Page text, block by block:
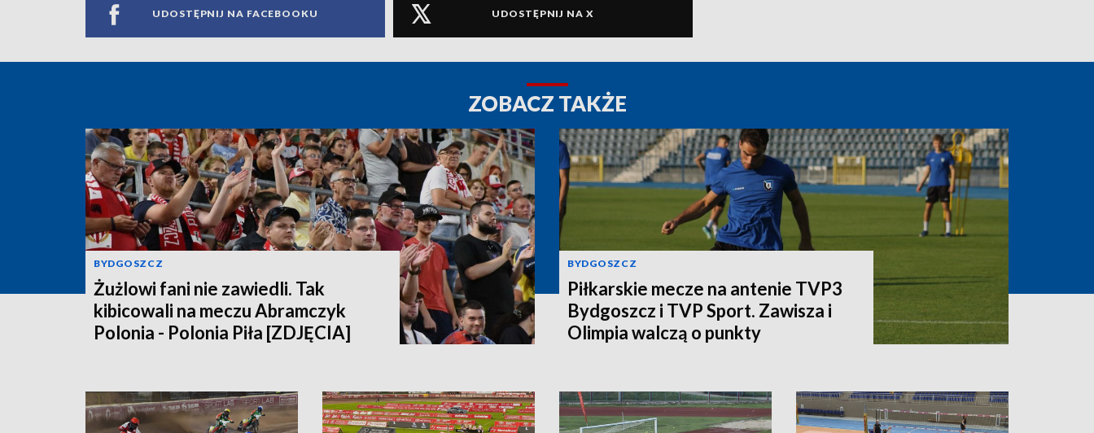
UDOSTĘPNIJ NA FACEBOOKU UDOSTĘPNIJ NA X
ZOBACZ TAKŻE
BYDGOSZCZ
Żużlowi fani nie zawiedli. Tak
kibicowali na meczu Abramczyk
Polonia - Polonia Piła [ZDJĘCIA]
BYDGOSZCZ
Piłkarskie mecze na antenie TVP3
Bydgoszcz i TVP Sport. Zawisza i
Olimpia walczą o punkty